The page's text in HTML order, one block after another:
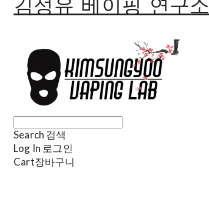
김성유 베이핑 연구소
Search 검색
Log In 로그인
Cart장바구니